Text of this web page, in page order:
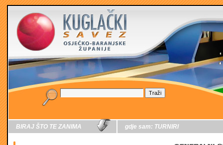
BIRAJ ŠTO TE ZANIMA gdje sam: TURNIRI